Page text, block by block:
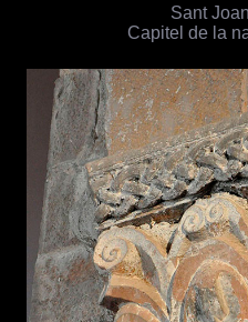
Sant
Capitel de la